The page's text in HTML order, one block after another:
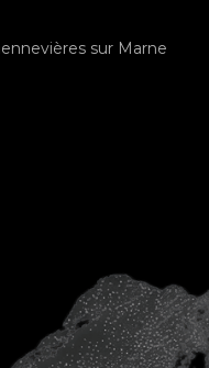
sur Marne